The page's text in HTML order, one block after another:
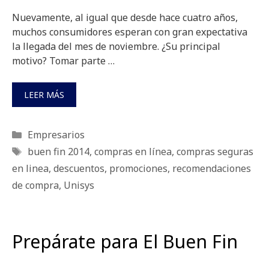
Nuevamente, al igual que desde hace cuatro años,
muchos consumidores esperan con gran expectativa
la llegada del mes de noviembre. ¿Su principal
motivo? Tomar parte …
LEER MÁS
Categorías
Empresarios
Etiquetas
buen fin 2014, compras en línea, compras seguras
en linea, descuentos, promociones, recomendaciones
de compra, Unisys
Prepárate para El Buen Fin